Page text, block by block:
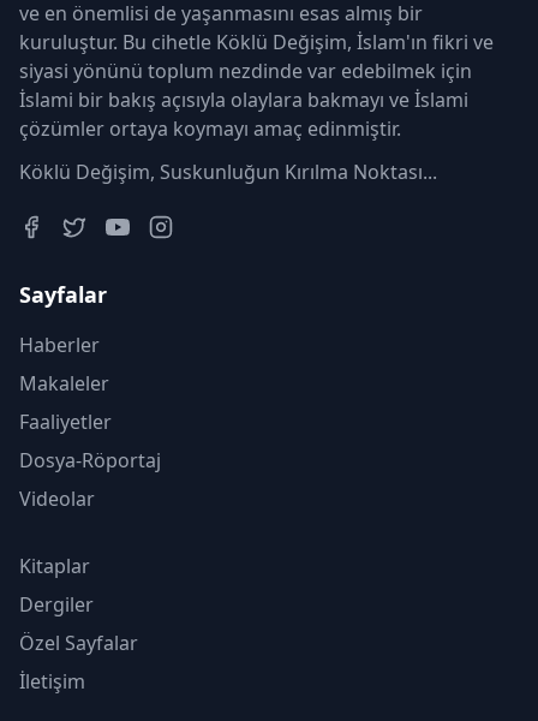
ve en önemlisi de yaşanmasını esas almış bir
kuruluştur. Bu cihetle Köklü Değişim, İslam'ın fikri ve
siyasi yönünü toplum nezdinde var edebilmek için
İslami bir bakış açısıyla olaylara bakmayı ve İslami
çözümler ortaya koymayı amaç edinmiştir.
Köklü Değişim, Suskunluğun Kırılma Noktası...
Sayfalar
Haberler
Makaleler
Faaliyetler
Dosya-Röportaj
Videolar
Kitaplar
Dergiler
Özel Sayfalar
İletişim